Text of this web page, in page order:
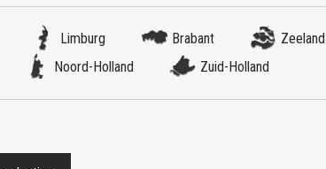
Limburg Brabant Zeeland
Noord-Holland Zuid-Holland